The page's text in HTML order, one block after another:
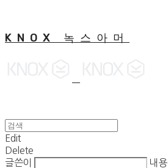
KNOX 녹스아머
Edit
Delete
글쓴이
내용